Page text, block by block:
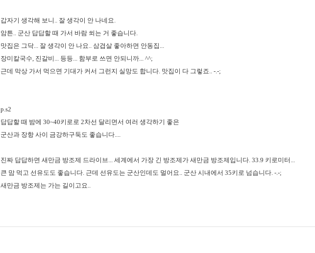
갑자기 생각해 보니.. 잘 생각이 안 나네요.
암튼.. 군산 답답할 때 가서 바람 쐬는 거 좋습니다.
맛집은 그닥... 잘 생각이 안 나요.. 삼겹살 좋아하면 안동집...
장미칼국수, 진갈비... 등등... 함부로 쓰면 안되니까... ^^;
근데 막상 가서 먹으면 기대가 커서 그런지 실망도 합니다. 맛집이 다 그렇죠.. -.-;
p.s2
답답할 때 밤에 30~40키로로 2차선 달리면서 여러 생각하기 좋은
군산과 장항 사이 금강하구둑도 좋습니다....
진짜 답답하면 새만금 방조제 드라이브... 세계에서 가장 긴 방조제가 새만금 방조제입니다. 33.9 키로미터...
큰 맘 먹고 선유도도 좋습니다. 근데 선유도는 군산인데도 멀어요.. 군산 시내에서 35키로 넘습니다. -.-;
새만금 방조제는 가는 길이고요..